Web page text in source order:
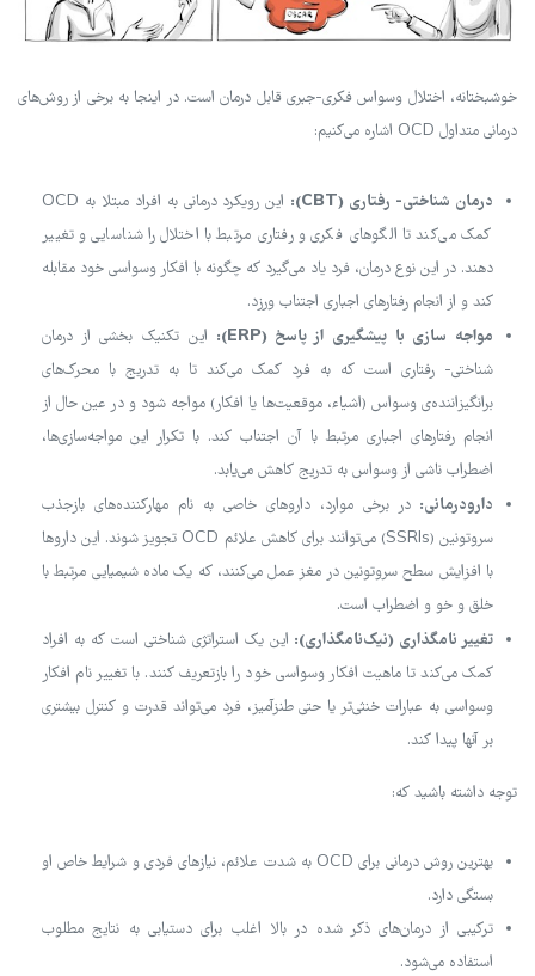
خوشبختانه، اختلال وسواس فکری-جبری قابل درمان است. در اینجا به برخی از روش‌های
درمانی متداول OCD اشاره می‌کنیم:
درمان شناختی- رفتاری (CBT):
این رویکرد درمانی به افراد مبتلا به OCD
کمک می‌کند تا الگوهای فکری و رفتاری مرتبط با اختلال را شناسایی و تغییر
دهند. در این نوع درمان، فرد یاد می‌گیرد که چگونه با افکار وسواسی خود مقابله
کند و از انجام رفتارهای اجباری اجتناب ورزد.
مواجه سازی با پیشگیری از پاسخ (ERP):
این تکنیک بخشی از درمان
شناختی- رفتاری است که به فرد کمک می‌کند تا به تدریج با محرک‌های
برانگیزاننده‌ی وسواس (اشیاء، موقعیت‌ها یا افکار) مواجه شود و در عین حال از
انجام رفتارهای اجباری مرتبط با آن اجتناب کند. با تکرار این مواجه‌سازی‌ها،
اضطراب ناشی از وسواس به تدریج کاهش می‌یابد.
دارودرمانی: در برخی موارد، داروهای خاصی به نام مهارکننده‌های بازجذب
سروتونین (SSRIs) می‌توانند برای کاهش علائم OCD تجویز شوند. این داروها
با افزایش سطح سروتونین در مغز عمل می‌کنند، که یک ماده شیمیایی مرتبط با
خلق و خو و اضطراب است.
تغییر نامگذاری (نیک‌نامگذاری): این یک استراتژی شناختی است که به افراد
کمک می‌کند تا ماهیت افکار وسواسی خود را بازتعریف کنند. با تغییر نام افکار
وسواسی به عبارات خنثی‌تر یا حتی طنزآمیز، فرد می‌تواند قدرت و کنترل بیشتری
بر آنها پیدا کند.
توجه داشته باشید که:
بهترین روش درمانی برای OCD به شدت علائم، نیازهای فردی و شرایط خاص او
بستگی دارد.
ترکیبی از درمان‌های ذکر شده در بالا اغلب برای دستیابی به نتایج مطلوب
استفاده می‌شود.